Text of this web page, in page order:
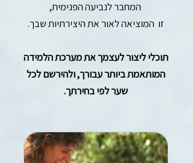
המחבר לנביעה הפנימית,
זו המוציאה לאור את היצירתיות שבך.
תוכלי ליצור לעצמך את מערכת הלמידה
המותאמת ביותר עבורך, ולהירשם לכל
שער לפי בחירתך.